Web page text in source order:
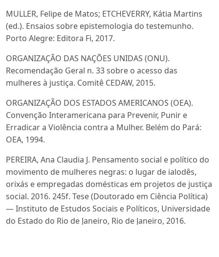
MULLER, Felipe de Matos; ETCHEVERRY, Kátia Martins
(ed.). Ensaios sobre epistemologia do testemunho.
Porto Alegre: Editora Fi, 2017.
ORGANIZAÇÃO DAS NAÇÕES UNIDAS (ONU).
Recomendação Geral n. 33 sobre o acesso das
mulheres à justiça. Comitê CEDAW, 2015.
ORGANIZAÇÃO DOS ESTADOS AMERICANOS (OEA).
Convenção Interamericana para Prevenir, Punir e
Erradicar a Violência contra a Mulher. Belém do Pará:
OEA, 1994.
PEREIRA, Ana Claudia J. Pensamento social e político do
movimento de mulheres negras: o lugar de ialodês,
orixás e empregadas domésticas em projetos de justiça
social. 2016. 245f. Tese (Doutorado em Ciência Política)
— Instituto de Estudos Sociais e Políticos, Universidade
do Estado do Rio de Janeiro, Rio de Janeiro, 2016.